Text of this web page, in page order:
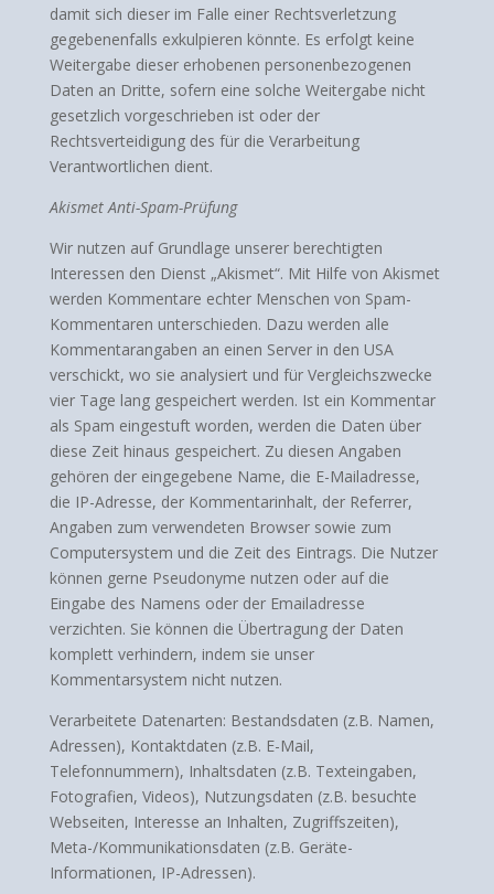
damit sich dieser im Falle einer Rechtsverletzung
gegebenenfalls exkulpieren könnte. Es erfolgt keine
Weitergabe dieser erhobenen personenbezogenen
Daten an Dritte, sofern eine solche Weitergabe nicht
gesetzlich vorgeschrieben ist oder der
Rechtsverteidigung des für die Verarbeitung
Verantwortlichen dient.
Akismet Anti-Spam-Prüfung
Wir nutzen auf Grundlage unserer berechtigten
Interessen den Dienst „Akismet“. Mit Hilfe von Akismet
werden Kommentare echter Menschen von Spam-
Kommentaren unterschieden. Dazu werden alle
Kommentarangaben an einen Server in den USA
verschickt, wo sie analysiert und für Vergleichszwecke
vier Tage lang gespeichert werden. Ist ein Kommentar
als Spam eingestuft worden, werden die Daten über
diese Zeit hinaus gespeichert. Zu diesen Angaben
gehören der eingegebene Name, die E-Mailadresse,
die IP-Adresse, der Kommentarinhalt, der Referrer,
Angaben zum verwendeten Browser sowie zum
Computersystem und die Zeit des Eintrags. Die Nutzer
können gerne Pseudonyme nutzen oder auf die
Eingabe des Namens oder der Emailadresse
verzichten. Sie können die Übertragung der Daten
komplett verhindern, indem sie unser
Kommentarsystem nicht nutzen.
Verarbeitete Datenarten: Bestandsdaten (z.B. Namen,
Adressen), Kontaktdaten (z.B. E-Mail,
Telefonnummern), Inhaltsdaten (z.B. Texteingaben,
Fotografien, Videos), Nutzungsdaten (z.B. besuchte
Webseiten, Interesse an Inhalten, Zugriffszeiten),
Meta-/Kommunikationsdaten (z.B. Geräte-
Informationen, IP-Adressen).